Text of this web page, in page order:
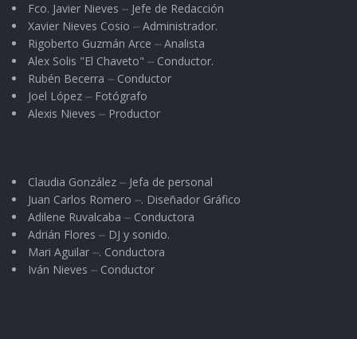
Fco. Javier Nieves ⏤ Jefe de Redacción
Xavier Nieves Cosio ⏤ Administrador.
Rigoberto Guzmán Arce ⏤ Analista
Alex Solis "El Chaveto" ⏤ Conductor.
Rubén Becerra ⏤ Conductor
Joel López ⏤ Fotógrafo
Alexis Nieves ⏤ Productor
Claudia González ⏤ Jefa de personal
Juan Carlos Romero ⏤. Diseñador Gráfico
Adilene Ruvalcaba ⏤ Conductora
Adrián Flores ⏤ DJ y sonido.
Mari Aguilar ⏤. Conductora
Iván Nieves ⏤ Conductor